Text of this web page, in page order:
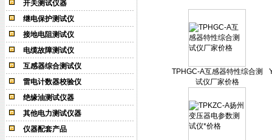
开关测试仪器
继电保护测试仪
接地电阻测试仪
电缆故障测试仪
互感器综合测试仪
雷电计数器校验仪
绝缘油测试仪器
其他电力测试仪器
仪器配套产品
TPHGC-A互感器特性综合测
试仪厂家价格